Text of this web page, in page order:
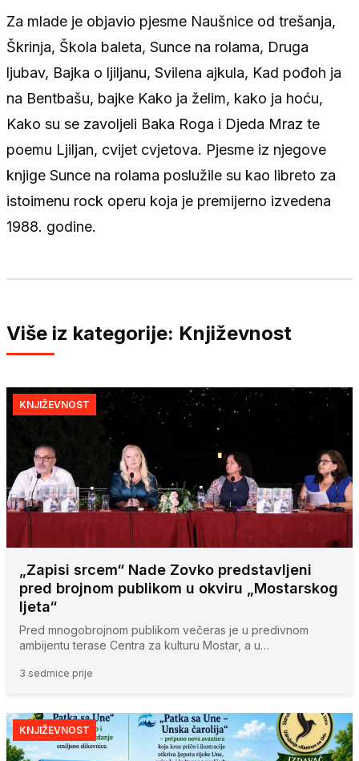
Za mlade je objavio pjesme Naušnice od trešanja,
Škrinja, Škola baleta, Sunce na rolama, Druga
ljubav, Bajka o ljiljanu, Svilena ajkula, Kad pođoh ja
na Bentbašu, bajke Kako ja želim, kako ja hoću,
Kako su se zavoljeli Baka Roga i Djeda Mraz te
poemu Ljiljan, cvijet cvjetova. Pjesme iz njegove
knjige Sunce na rolama poslužile su kao libreto za
istoimenu rock operu koja je premijerno izvedena
1988. godine.
Više iz kategorije: Književnost
KNJIŽEVNOST
„Zapisi srcem“ Nade Zovko predstavljeni
pred brojnom publikom u okviru „Mostarskog
ljeta“
Pred mnogobrojnom publikom večeras je u predivnom
ambijentu terase Centra za kulturu Mostar, a u…
3 sedmice prije
KNJIŽEVNOST